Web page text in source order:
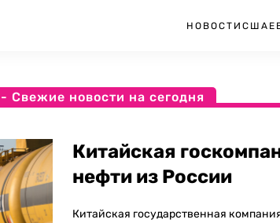
НОВОСТИ США
Свежие новости на сегодня
Китайская
нефти из России
Китайская государственная